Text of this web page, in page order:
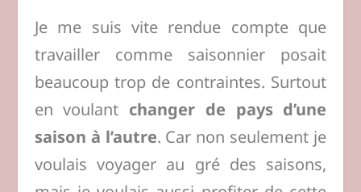
Je me suis vite rendue compte que
travailler comme saisonnier posait
beaucoup trop de contraintes. Surtout
en voulant changer de pays d’une
saison à l’autre. Car non seulement je
voulais voyager au gré des saisons,